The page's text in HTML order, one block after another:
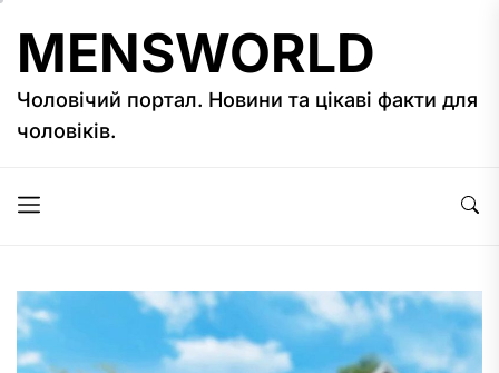
содержимому
MENSWORLD
Чоловічий портал. Новини та цікаві факти для
чоловіків.